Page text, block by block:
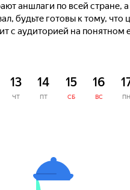
аншлаги по всей
будьте готовы к тому,
с аудиторией на понятном
13
ЧТ
14
ПТ
15
СБ
16
ВС ПН